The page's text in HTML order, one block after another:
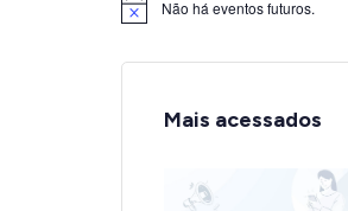
Notice Não há eventos futuros.
Mais acessados